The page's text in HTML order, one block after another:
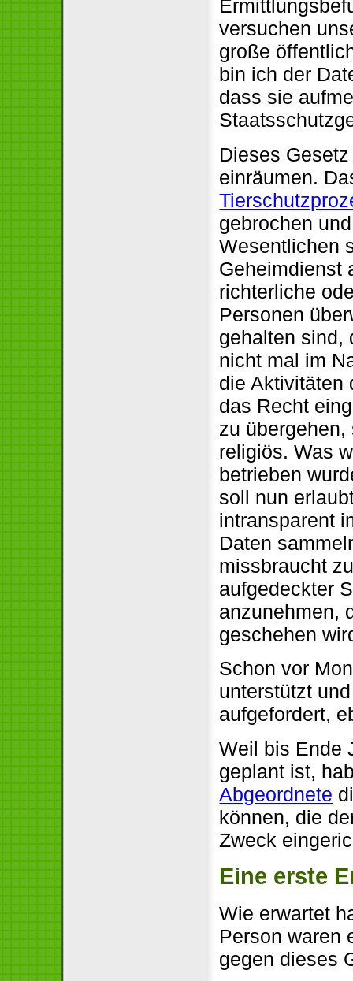
versuchen
große
bin ich der
dass sie
Dieses
einräumen.
gebrochen
Wesentlichen
Geheimdienst
richterliche
Personen
gehalten sind,
nicht mal im
die Aktivitäten
das Recht
zu
religiös. Was
betrieben
soll nun
intransparent
Daten
missbraucht
aufgedeckter
anzunehmen,
geschehen
Schon vor
unterstützt
aufgefordert,
Weil bis Ende
geplant ist,
Abgeordnete
können, die
Zweck
Eine erste
Wie erwartet
Person waren
gegen dieses